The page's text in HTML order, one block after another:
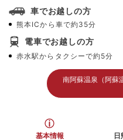
車でお越しの方
熊本ICから車で約35分
電車でお越しの方
赤水駅からタクシーで約5分
南阿蘇温泉（阿蘇
基本情報 日